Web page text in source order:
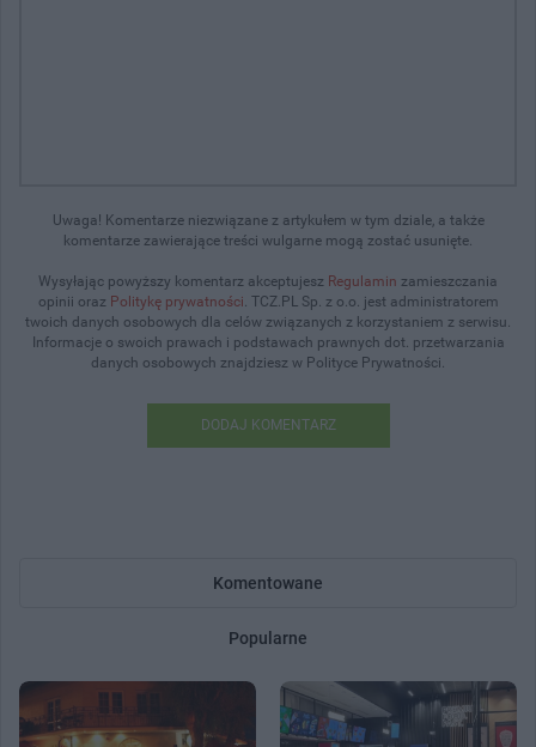
Uwaga! Komentarze niezwiązane z artykułem w tym dziale, a także
komentarze zawierające treści wulgarne mogą zostać usunięte.
Wysyłając powyższy komentarz akceptujesz Regulamin zamieszczania
opinii oraz Politykę prywatności. TCZ.PL Sp. z o.o. jest administratorem
twoich danych osobowych dla celów związanych z korzystaniem z serwisu.
Informacje o swoich prawach i podstawach prawnych dot. przetwarzania
danych osobowych znajdziesz w Polityce Prywatności.
DODAJ KOMENTARZ
Komentowane
Popularne